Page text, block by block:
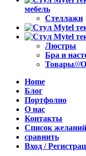
мебель
Стеллажи
Люстры
Бра и
Товары///
Home
Блог
Портфолио
О нас
Контакты
Список
сравнить
Вход /